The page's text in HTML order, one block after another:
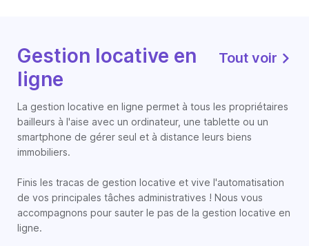
Gestion locative en
ligne
Tout voir
La gestion locative en ligne permet à tous les propriétaires
bailleurs à l'aise avec un ordinateur, une tablette ou un
smartphone de gérer seul et à distance leurs biens
immobiliers.
Finis les tracas de gestion locative et vive l'automatisation
de vos principales tâches administratives ! Nous vous
accompagnons pour sauter le pas de la gestion locative en
ligne.